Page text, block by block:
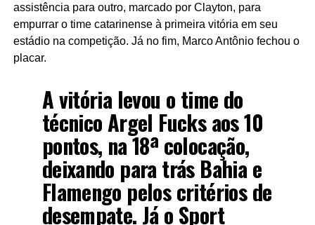
assistência para outro, marcado por Clayton, para
empurrar o time catarinense à primeira vitória em seu
estádio na competição. Já no fim, Marco Antônio fechou o
placar.
A vitória levou o time do
técnico Argel Fucks aos 10
pontos, na 18ª colocação,
deixando para trás Bahia e
Flamengo pelos critérios de
desempate. Já o Sport